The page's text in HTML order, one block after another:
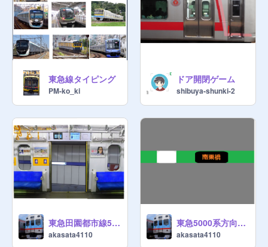
東急線タイピング
PM-ko_ki
ドア開閉ゲーム
shibuya-shunki-2
東急田園都市線5000系ドア開閉シュミレーターv1
akasata4110
東急5000系方向幕シミュレータ
akasata4110